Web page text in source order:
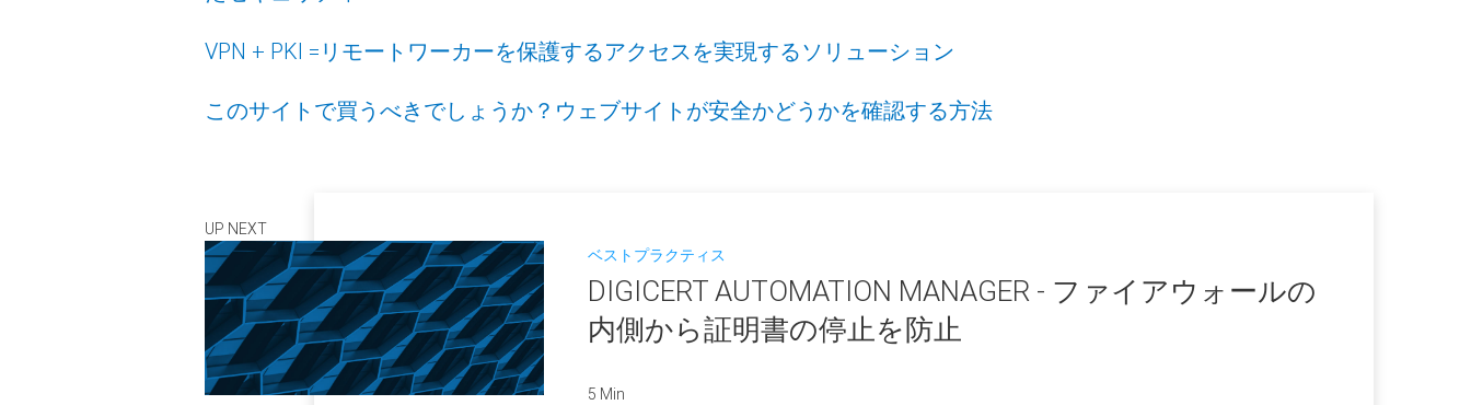
VPN + PKI =リモートワーカーを保護するアクセスを実現するソリューション
このサイトで買うべきでしょうか？ウェブサイトが安全かどうかを確認する方法
UP NEXT
ベストプラクティス
DIGICERT AUTOMATION MANAGER - ファイアウォールの
内側から証明書の停止を防止
5 Min